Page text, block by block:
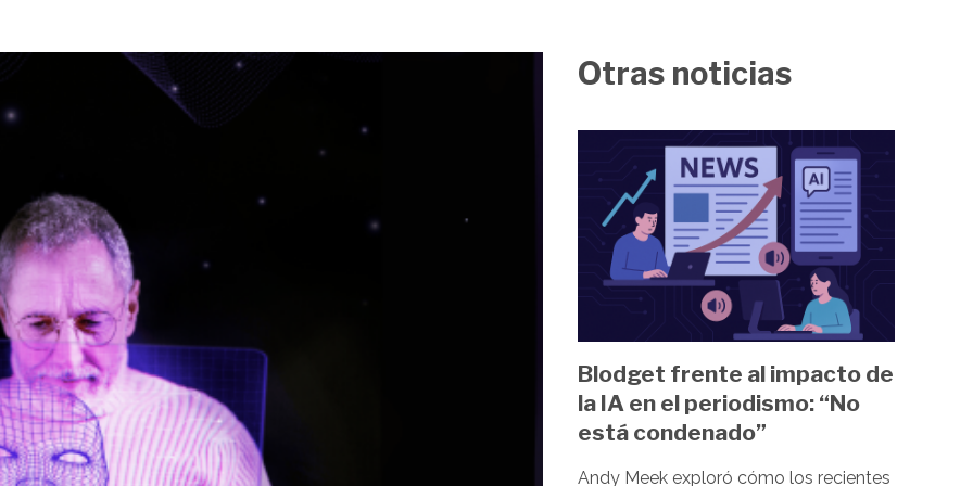
Otras noticias
Blodget frente al impacto de
la IA en el periodismo: “No
está condenado”
Andy Meek exploró cómo los recientes